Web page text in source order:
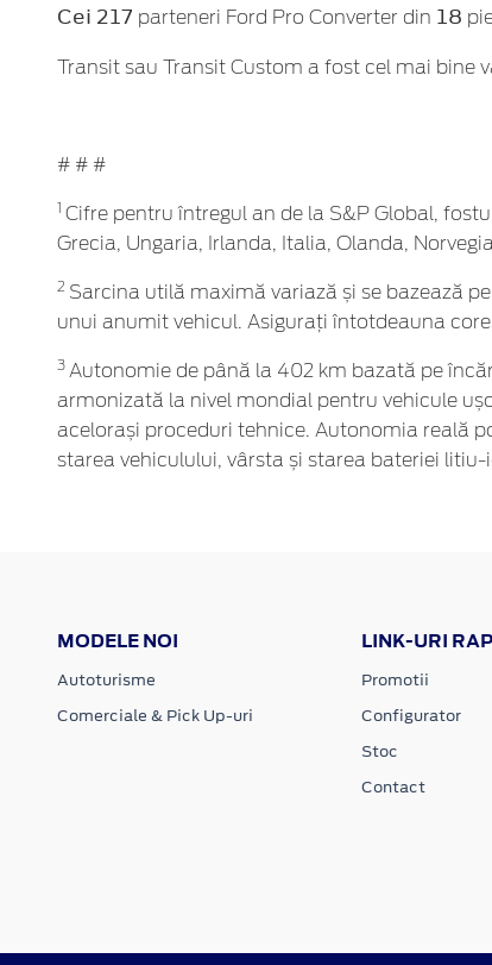
Cei 217 parteneri Ford Pro Converter din 18
Transit sau Transit Custom a fost cel mai
# # #
1 Cifre pentru întregul an de la S&P Global,
Grecia, Ungaria, Irlanda, Italia, Olanda,
2 Sarcina utilă maximă variază și se bazează
unui anumit vehicul. Asigurați întotdeauna
3 Autonomie de până la 402 km bazată pe
armonizată la nivel mondial pentru vehicule
acelorași proceduri tehnice. Autonomia reală
starea vehiculului, vârsta și starea bateriei litiu-
MODELE NOI
Autoturisme
Comerciale & Pick Up-uri
LINK-URI
Promotii
Configurator
Stoc
Contact